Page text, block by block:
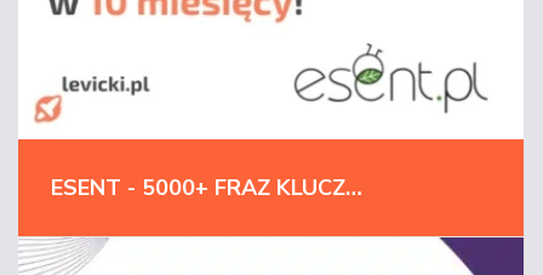
ESENT - 5000+ FRAZ KLUCZOWYCH W 10 MIESIĘCY!